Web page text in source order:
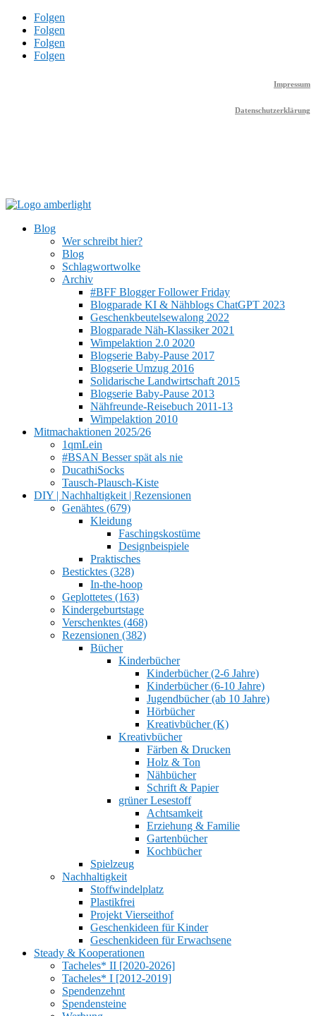
Folgen
Folgen
Folgen
Folgen
Impressum
Datenschutzerklärung
Blog
Wer schreibt hier?
Blog
Schlagwortwolke
Archiv
#BFF Blogger Follower Friday
Blogparade KI & Nähblogs ChatGPT 2023
Geschenkbeutelsewalong 2022
Blogparade Näh-Klassiker 2021
Wimpelaktion 2.0 2020
Blogserie Baby-Pause 2017
Blogserie Umzug 2016
Solidarische Landwirtschaft 2015
Blogserie Baby-Pause 2013
Nähfreunde-Reisebuch 2011-13
Wimpelaktion 2010
Mitmachaktionen 2025/26
1qmLein
#BSAN Besser spät als nie
DucathiSocks
Tausch-Plausch-Kiste
DIY | Nachhaltigkeit | Rezensionen
Genähtes (679)
Kleidung
Faschingskostüme
Designbeispiele
Praktisches
Besticktes (328)
In-the-hoop
Geplottetes (163)
Kindergeburtstage
Verschenktes (468)
Rezensionen (382)
Bücher
Kinderbücher
Kinderbücher (2-6 Jahre)
Kinderbücher (6-10 Jahre)
Jugendbücher (ab 10 Jahre)
Hörbücher
Kreativbücher (K)
Kreativbücher
Färben & Drucken
Holz & Ton
Nähbücher
Schrift & Papier
grüner Lesestoff
Achtsamkeit
Erziehung & Familie
Gartenbücher
Kochbücher
Spielzeug
Nachhaltigkeit
Stoffwindelplatz
Plastikfrei
Projekt Vierseithof
Geschenkideen für Kinder
Geschenkideen für Erwachsene
Steady & Kooperationen
Tacheles* II [2020-2026]
Tacheles* I [2012-2019]
Spendenzehnt
Spendensteine